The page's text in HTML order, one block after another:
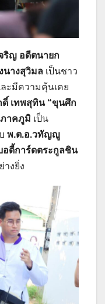
ริญ อดีตนายก
นางสุวิมล เป็นชาว
ะมีความคุ้นเคย
ดิ์ เทพสุทิน “ขุนศึก
าคภูมิ เป็น
พ.ต.อ.วทัญญู
อดี้การ์ดตระกูลชิน
างยิ่ง